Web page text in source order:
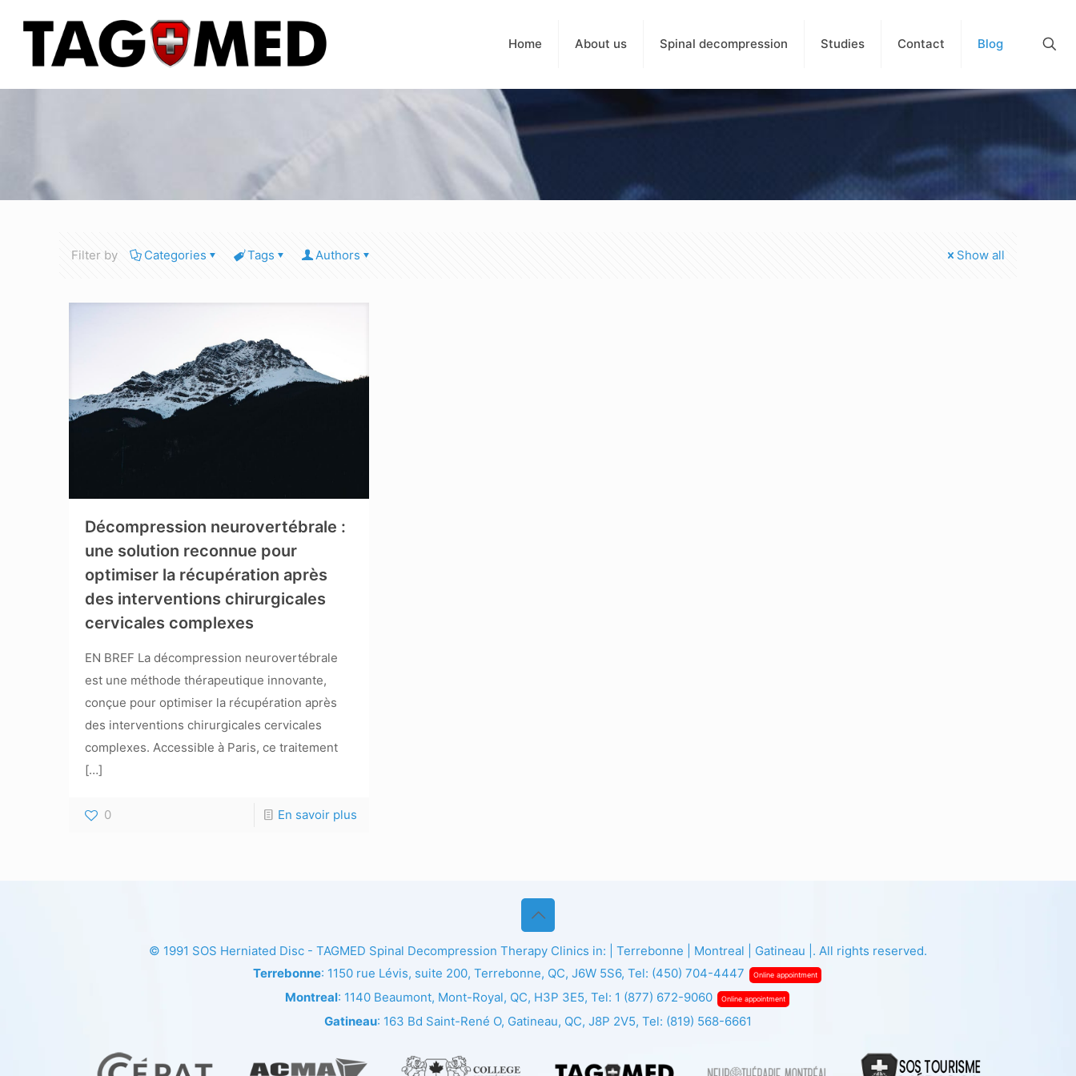
Home About us Spinal decompression Studies Contact Blog
Filter by Categories Tags Authors Show all
Décompression neurovertébrale :
une solution reconnue pour
optimiser la récupération après
des interventions chirurgicales
cervicales complexes
EN BREF La décompression neurovertébrale
est une méthode thérapeutique innovante,
conçue pour optimiser la récupération après
des interventions chirurgicales cervicales
complexes. Accessible à Paris, ce traitement
[…]
0 En savoir plus
© 1991 SOS Herniated Disc - TAGMED Spinal Decompression Therapy Clinics in: | Terrebonne | Montreal | Gatineau |. All rights reserved.
Terrebonne: 1150 rue Lévis, suite 200, Terrebonne, QC, J6W 5S6, Tel: (450) 704-4447 Online appointment
Montreal: 1140 Beaumont, Mont-Royal, QC, H3P 3E5, Tel: 1 (877) 672-9060 Online appointment
Gatineau: 163 Bd Saint-René O, Gatineau, QC, J8P 2V5, Tel: (819) 568-6661